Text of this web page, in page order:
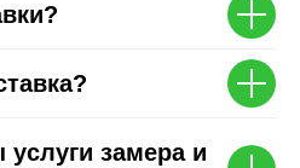
замера и